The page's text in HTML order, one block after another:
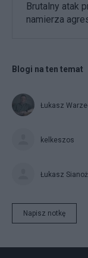
Brutalny atak
namierza
Blogi na ten temat
Łukasz
kelkeszos
Łukasz
Napisz notkę